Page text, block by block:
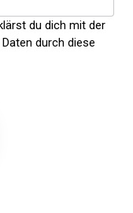
du dich mit der
durch diese